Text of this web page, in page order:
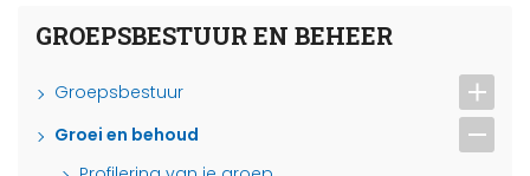
GROEPSBESTUUR EN BEHEER
Groepsbestuur
Groei en behoud